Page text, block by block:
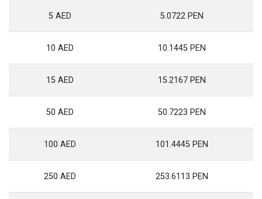
5 AED 5.0722 PEN
10 AED 10.1445 PEN
15 AED 15.2167 PEN
50 AED 50.7223 PEN
100 AED 101.4445 PEN
250 AED 253.6113 PEN